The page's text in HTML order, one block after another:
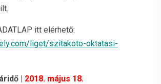
itt elérhető:
liget/szitakoto-oktatasi-
| 2018. május 18.